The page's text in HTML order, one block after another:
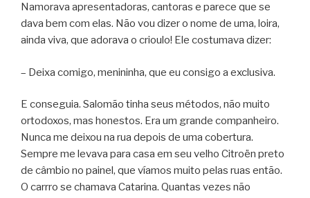
Namorava apresentadoras, cantoras e parece que se
dava bem com elas. Não vou dizer o nome de uma, loira,
ainda viva, que adorava o crioulo! Ele costumava dizer:
– Deixa comigo, menininha, que eu consigo a exclusiva.
E conseguia. Salomão tinha seus métodos, não muito
ortodoxos, mas honestos. Era um grande companheiro.
Nunca me deixou na rua depois de uma cobertura.
Sempre me levava para casa em seu velho Citroën preto
de câmbio no painel, que víamos muito pelas ruas então.
O carrro se chamava Catarina. Quantas vezes não